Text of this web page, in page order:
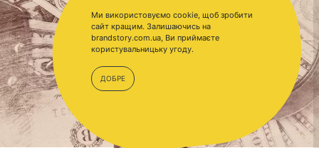
Ми використовуємо cookie, щоб зробити
сайт кращим. Залишаючись на
brandstory.com.ua, Ви приймаєте
користувальницьку угоду.
ДОБРЕ